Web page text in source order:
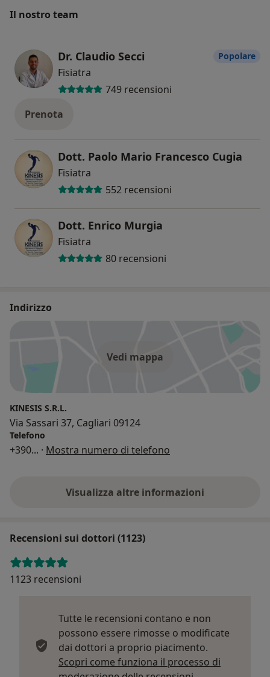
Il nostro team
Dr. Claudio Secci
Fisiatra
749 recensioni
Popolare
Prenota
Dott. Paolo Mario Francesco Cugia
Fisiatra
552 recensioni
Dott. Enrico Murgia
Fisiatra
80 recensioni
Indirizzo
Vedi mappa
KINESIS S.R.L.
Via Sassari 37, Cagliari 09124
Telefono
+390... · Mostra numero di telefono
Visualizza altre informazioni
Recensioni sui dottori (1123)
1123 recensioni
Tutte le recensioni contano e non
possono essere rimosse o modificate
dai dottori a proprio piacimento.
Scopri come funziona il processo di